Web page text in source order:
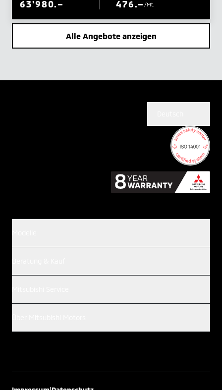
63'980.– 476.–/Mt.
Alle Angebote anzeigen